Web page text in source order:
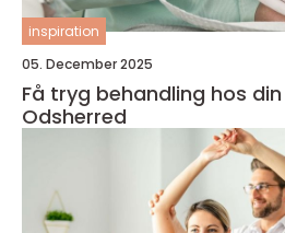
inspiration
05. December 2025
Få tryg behandling hos
Odsherred